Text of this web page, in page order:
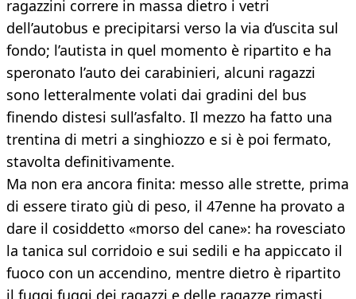
ragazzini correre in massa dietro i vetri
dell’autobus e precipitarsi verso la via d’uscita sul
fondo; l’autista in quel momento è ripartito e ha
speronato l’auto dei carabinieri, alcuni ragazzi
sono letteralmente volati dai gradini del bus
finendo distesi sull’asfalto. Il mezzo ha fatto una
trentina di metri a singhiozzo e si è poi fermato,
stavolta definitivamente.
Ma non era ancora finita: messo alle strette, prima
di essere tirato giù di peso, il 47enne ha provato a
dare il cosiddetto «morso del cane»: ha rovesciato
la tanica sul corridoio e sui sedili e ha appiccato il
fuoco con un accendino, mentre dietro è ripartito
il fuggi fuggi dei ragazzi e delle ragazze rimasti